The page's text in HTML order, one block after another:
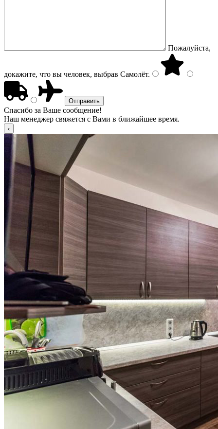
Пожалуйста,
докажите, что вы человек, выбрав Самолёт.
Спасибо за Ваше сообщение!
Наш менеджер свяжется с Вами в ближайшее время.